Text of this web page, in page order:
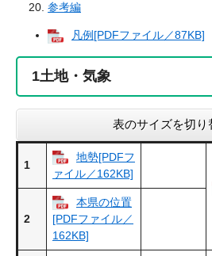
参考編
凡例[PDFファイル／87KB]
1土地・気象
表のサイズを切り
1
地勢[PDFフ
ァイル／162KB]
2
本県の位置
[PDFファイル／
162KB]